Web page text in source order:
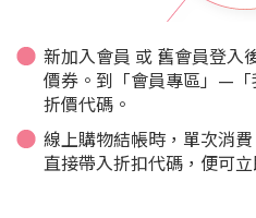
新加入會員 或 舊會員登入
價券。 到「會員專區」—「
折價代碼。
線上購物結帳時，單次消
直接帶入折扣代碼，便可